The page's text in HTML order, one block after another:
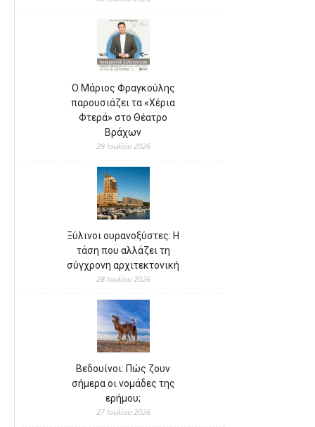
Ο Μάριος Φραγκούλης
παρουσιάζει τα «Χέρια
Φτερά» στο Θέατρο
Βράχων
29 Ιουλίου 2026
Ξύλινοι ουρανοξύστες: Η
τάση που αλλάζει τη
σύγχρονη αρχιτεκτονική
28 Ιουλίου 2026
Βεδουίνοι: Πώς ζουν
σήμερα οι νομάδες της
ερήμου;
27 Ιουλίου 2026